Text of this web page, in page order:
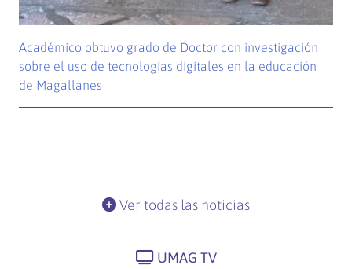
Académico obtuvo grado de Doctor con investigación
sobre el uso de tecnologías digitales en la educación
de Magallanes
Ver todas las noticias
UMAG TV